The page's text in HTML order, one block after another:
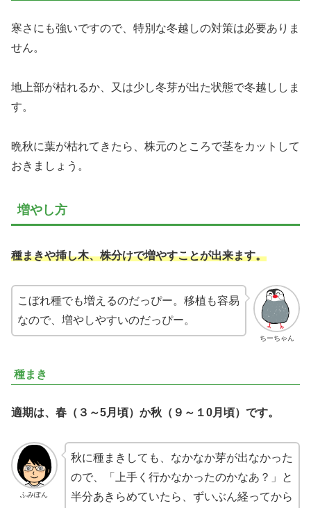
寒さにも強いですので、特別な冬越しの対策は必要ありま
せん。
地上部が枯れるか、又は少し冬芽が出た状態で冬越ししま
す。
晩秋に葉が枯れてきたら、株元のところで茎をカットして
おきましょう。
増やし方
種まきや挿し木、株分けで増やすことが出来ます。
ちーちゃん
こぼれ種でも増えるのだっぴー。移植も容易
なので、増やしやすいのだっぴー。
種まき
適期は、春（３～5月頃）か秋（９～１0月頃）です。
ふみぽん
秋に種まきしても、なかなか芽が出なかった
ので、「上手く行かなかったのかなあ？」と
半分あきらめていたら、ずいぶん経ってから